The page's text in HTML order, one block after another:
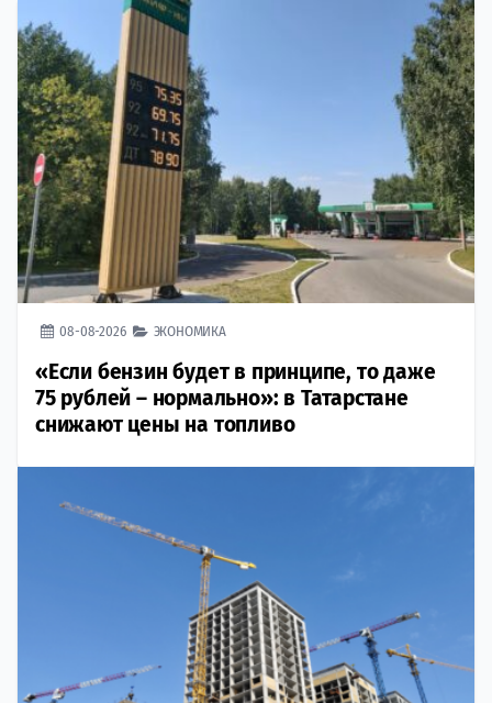
08-08-2026 ЭКОНОМИКА
«Если бензин будет в принципе, то даже
75 рублей – нормально»: в Татарстане
снижают цены на топливо